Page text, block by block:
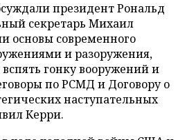
президент Рональд
секретарь Михаил
основы современного
и разоружения,
гонку вооружений и
по РСМД и Договору о
наступательных
Керри.